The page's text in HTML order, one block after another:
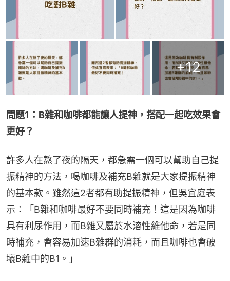
+12
問題1：B雜和咖啡都能讓人提神，搭配一起吃效果會
更好？
許多人在熬了夜的隔天，都急需一個可以幫助自己提
振精神的方法，喝咖啡及補充B雜就是大家提振精神
的基本款。雖然這2者都有助提振精神，但吳宜庭表
示：「B雜和咖啡最好不要同時補充！這是因為咖啡
具有利尿作用，而B雜又屬於水溶性維他命，若是同
時補充，會容易加速B雜群的消耗，而且咖啡也會破
壞B雜中的B1。」